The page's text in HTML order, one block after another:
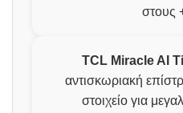
στους
TCL Miracle AI
αντισκωριακή
στοιχείο για